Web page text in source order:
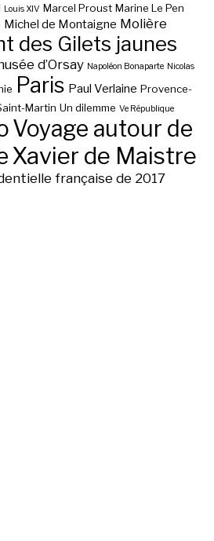
Louis XIV Marcel Proust Marine Le Pen
Michel de Montaigne Molière
des Gilets jaunes
d’Orsay Napoléon Bonaparte Nicolas
Paris Paul Verlaine Provence-
Martin Un dilemme Ve République
Voyage autour de
Xavier de Maistre
française de 2017